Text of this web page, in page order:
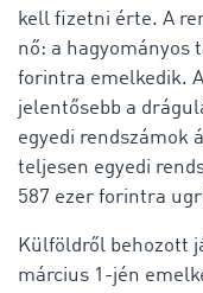
kell fizetni érte. A
nő: a hagyományos
forintra emelkedik.
jelentősebb a
egyedi rendszámok
teljesen egyedi
587 ezer forintra
Külföldről behozott
március 1-jén